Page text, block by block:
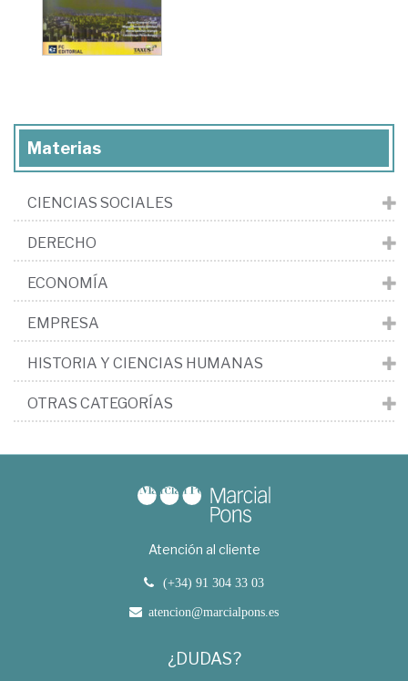
Materias
CIENCIAS SOCIALES
DERECHO
ECONOMÍA
EMPRESA
HISTORIA Y CIENCIAS HUMANAS
OTRAS CATEGORÍAS
Atención al cliente
(+34) 91 304 33 03
atencion@marcialpons.es
¿DUDAS?